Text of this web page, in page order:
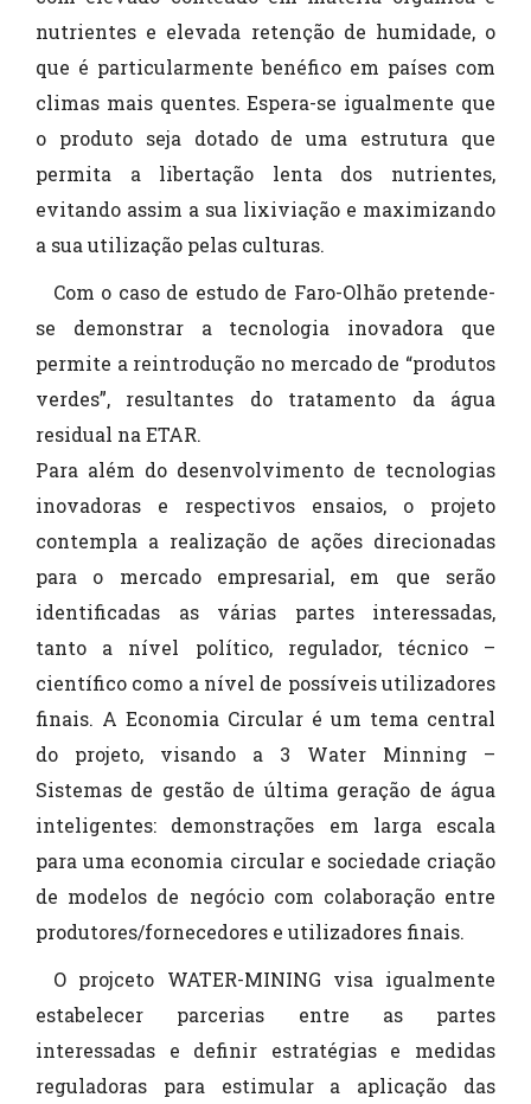
nutrientes e elevada retenção de humidade, o
que é particularmente benéfico em países com
climas mais quentes. Espera-se igualmente que
o produto seja dotado de uma estrutura que
permita a libertação lenta dos nutrientes,
evitando assim a sua lixiviação e maximizando
a sua utilização pelas culturas.
Com o caso de estudo de Faro-Olhão pretende-
se demonstrar a tecnologia inovadora que
permite a reintrodução no mercado de “produtos
verdes”, resultantes do tratamento da água
residual na ETAR.
Para além do desenvolvimento de tecnologias
inovadoras e respectivos ensaios, o projeto
contempla a realização de ações direcionadas
para o mercado empresarial, em que serão
identificadas as várias partes interessadas,
tanto a nível político, regulador, técnico –
científico como a nível de possíveis utilizadores
finais. A Economia Circular é um tema central
do projeto, visando a 3 Water Minning –
Sistemas de gestão de última geração de água
inteligentes: demonstrações em larga escala
para uma economia circular e sociedade criação
de modelos de negócio com colaboração entre
produtores/fornecedores e utilizadores finais.
O projceto WATER-MINING visa igualmente
estabelecer parcerias entre as partes
interessadas e definir estratégias e medidas
reguladoras para estimular a aplicação das